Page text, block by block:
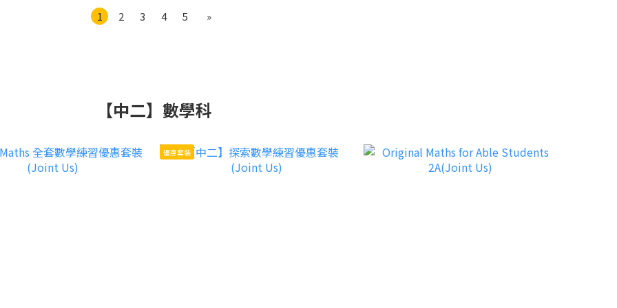
1 2 3 4 5 »
【中二】數學科
優惠套裝